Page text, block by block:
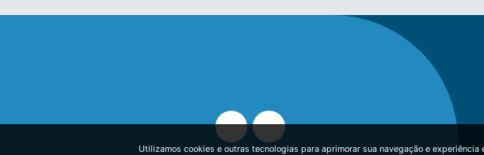
Utilizamos cookies e outras tecnologias para aprimorar sua navegação e